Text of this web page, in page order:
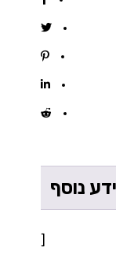
נוסף
[